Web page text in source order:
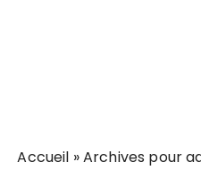
Accueil »Archives pour